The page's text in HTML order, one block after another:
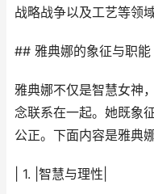
战略战争以及工艺等领域
## 雅典娜的象征与职能
雅典娜不仅是智慧女神
念联系在一起。她既象
公正。下面内容是雅典
| 1. |智慧与理性|